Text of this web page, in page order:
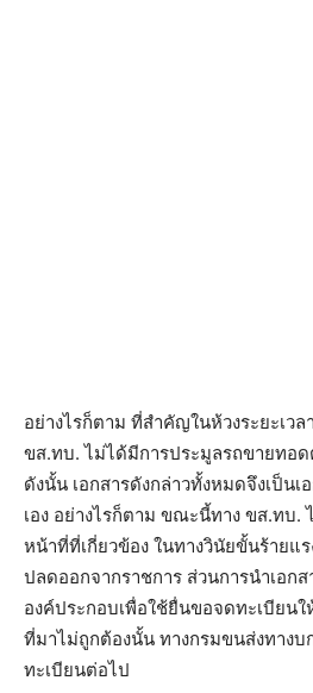
อย่างไรก็ตาม ที่สำคัญในห้วงระยะเว
ขส.ทบ. ไม่ได้มีการประมูลรถขายทอ
ดังนั้น เอกสารดังกล่าวทั้งหมดจึงเป็น
เอง อย่างไรก็ตาม ขณะนี้ทาง ขส.ทบ.
หน้าที่ที่เกี่ยวข้อง ในทางวินัยขั้นร้ายแ
ปลดออกจากราชการ ส่วนการนำเอก
องค์ประกอบเพื่อใช้ยื่นขอจดทะเบียน
ที่มาไม่ถูกต้องนั้น ทางกรมขนส่งทาง
ทะเบียนต่อไป